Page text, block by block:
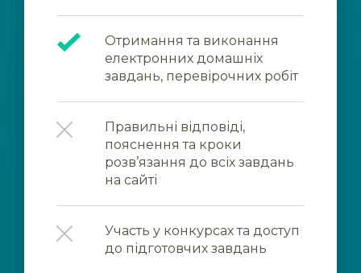
Отримання та виконання
електронних домашніх
завдань, перевірочних робіт
Правильні відповіді,
пояснення та кроки
розв’язання до всіх завдань
на сайті
Участь у конкурсах та доступ
до підготовчих завдань